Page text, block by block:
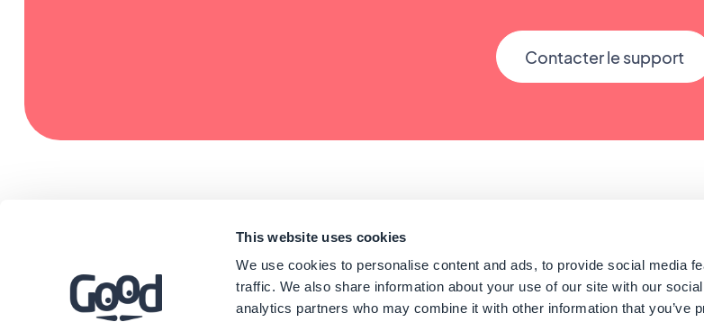
This website uses cookies
We use cookies to personalise content and ads, to provide social media
traffic. We also share information about your use of our site with our
analytics partners who may combine it with other information that you’ve
Contacter le support
Conseils pour créer une app